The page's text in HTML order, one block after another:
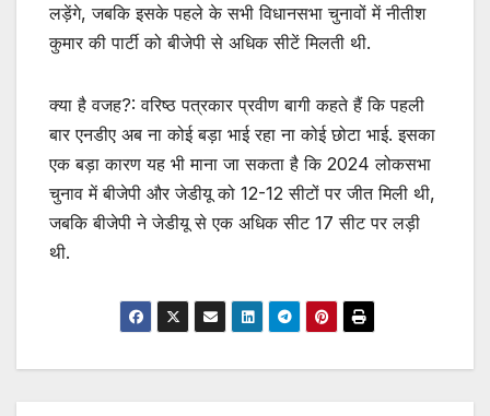
लड़ेंगे, जबकि इसके पहले के सभी विधानसभा चुनावों में नीतीश
कुमार की पार्टी को बीजेपी से अधिक सीटें मिलती थी.
क्या है वजह?: वरिष्ठ पत्रकार प्रवीण बागी कहते हैं कि पहली
बार एनडीए अब ना कोई बड़ा भाई रहा ना कोई छोटा भाई. इसका
एक बड़ा कारण यह भी माना जा सकता है कि 2024 लोकसभा
चुनाव में बीजेपी और जेडीयू को 12-12 सीटों पर जीत मिली थी,
जबकि बीजेपी ने जेडीयू से एक अधिक सीट 17 सीट पर लड़ी
थी.